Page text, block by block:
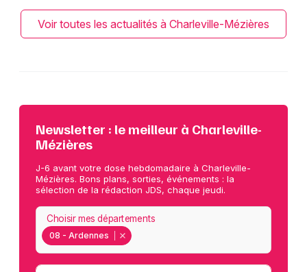
Voir toutes les actualités à Charleville-Mézières
Newsletter : le meilleur à Charleville-
Mézières
J-6 avant votre dose hebdomadaire à Charleville-
Mézières. Bons plans, sorties, événements : la
sélection de la rédaction JDS, chaque jeudi.
08 - Ardennes
Choisir mes départements